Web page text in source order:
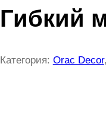
Гибкий
Категория: Orac Decor,